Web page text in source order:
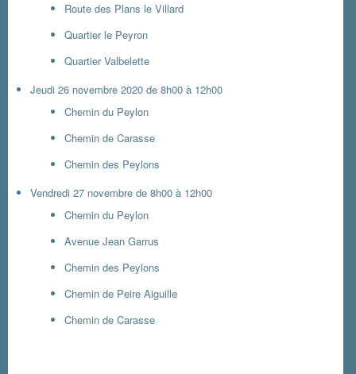
Route des Plans le Villard
Quartier le Peyron
Quartier Valbelette
Jeudi 26 novembre 2020 de 8h00 à 12h00
Chemin du Peylon
Chemin de Carasse
Chemin des Peylons
Vendredi 27 novembre de 8h00 à 12h00
Chemin du Peylon
Avenue Jean Garrus
Chemin des Peylons
Chemin de Peire Aiguille
Chemin de Carasse